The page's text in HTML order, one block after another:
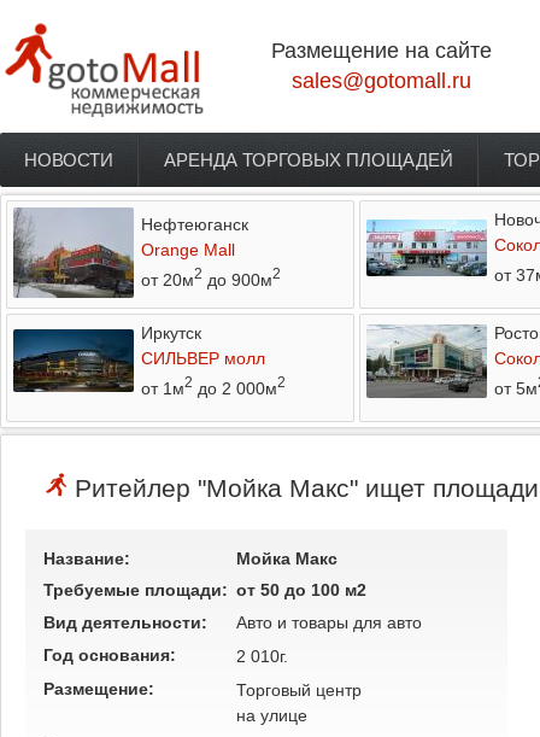
Размещение на сайте
sales@gotomall.ru
Главное меню
НОВОСТИ АРЕНДА ТОРГОВЫХ ПЛОЩАДЕЙ
Нефтеюганск
Orange Mall
от 20м2 до 900м2
от
Иркутск
СИЛЬВЕР молл
от 1м2 до 2 000м2
от 5м
Ритейлер "Мойка Макс" ищет
Название:
Мойка Макс
Требуемые площади: от 50 до 100 м2
Вид деятельности:
Авто и товары для авто
Год основания:
2 010г.
Размещение:
Торговый центр
на улице